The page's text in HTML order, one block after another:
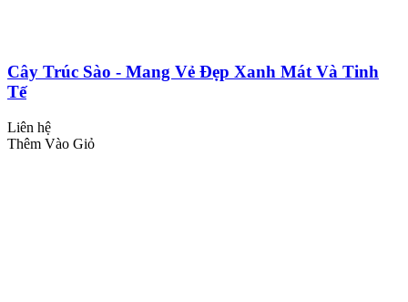
Cây Trúc Sào - Mang Vẻ Đẹp Xanh Mát Và Tinh
Tế
Liên hệ
Thêm Vào Giỏ